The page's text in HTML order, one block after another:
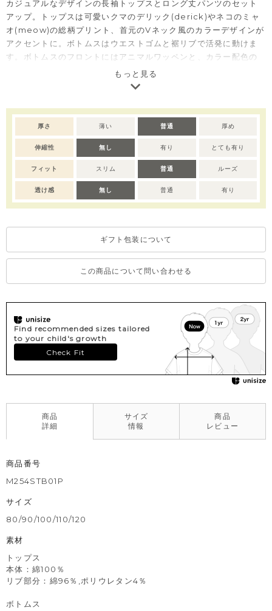
カジュアルなデザインの長袖トップスとロング丈パンツのセット
アップ。トップスは可愛いクマのデリック(derick)やネコのミャ
オ(meow)の総柄プリント、首元のVネック風のカラーデザインが
アクセントに。ボトムスはウエストゴムと裾リブで活発に動けま
す。ボトムスのフロントにはアニマルワッペンと、カラー配色の
切替が加わり、カジュアルながらもおしゃれ度の高いデザインに
い。
80-100→ボタンあり
110-120→ボタン開き無し
もっと見る
厚さ 薄い 普通 厚め
伸縮性 無し 有り とても有り
フィット スリム 普通 ルーズ
透け感 無し 普通 有り
ギフト包装について
この商品について問い合わせる
Find recommended sizes tailored
to your child's growth
Check Fit
商品
詳細
サイズ
情報
商品
レビュー
商品番号
M254STB01P
サイズ
80/90/100/110/120
素材
トップス
本体：綿100％
リブ部分：綿96％,ポリウレタン4％
ボトムス